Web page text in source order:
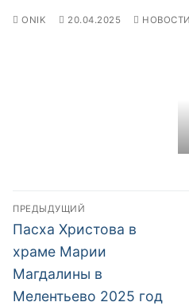
ONIK 20.04.2025 НОВОСТИ
Навигация
по
записям
ПРЕДЫДУЩИЙ
Предыдущая
запись:
Пасха Христова в
храме Марии
Магдалины в
Мелентьево 2025 год